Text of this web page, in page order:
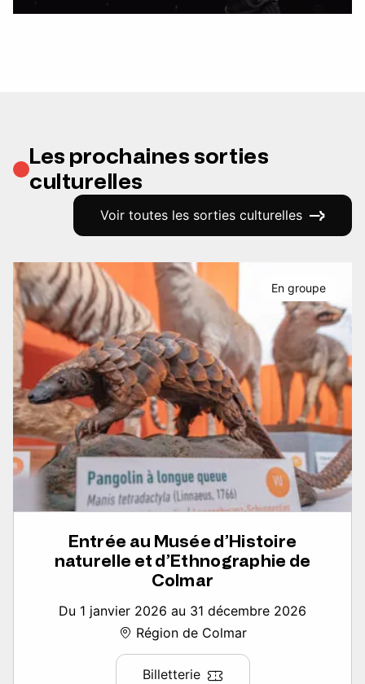
Les prochaines sorties
culturelles
Voir toutes les sorties culturelles
Entrée au Musée d’Histoire
naturelle et d’Ethnographie de
Colmar
Du 1 janvier 2026 au 31 décembre 2026
Région de Colmar
Billetterie
En groupe